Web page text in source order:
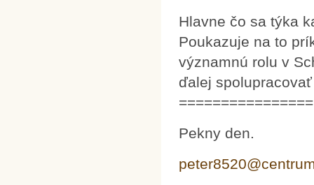
Hlavne čo sa týka
Poukazuje na to
významnú rolu v
ďalej
Pekny den.